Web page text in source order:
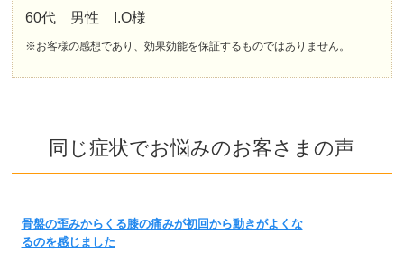
60代 男性 I.O様
※お客様の感想であり、効果効能を保証するものではありません。
同じ症状でお悩みのお客さまの声
骨盤の歪みからくる膝の痛みが初回から動きがよくな
るのを感じました